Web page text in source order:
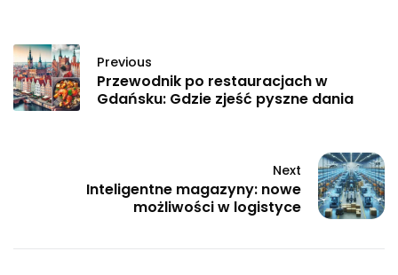
Previous
Przewodnik po restauracjach w
Gdańsku: Gdzie zjeść pyszne dania
Next
Inteligentne magazyny: nowe
możliwości w logistyce